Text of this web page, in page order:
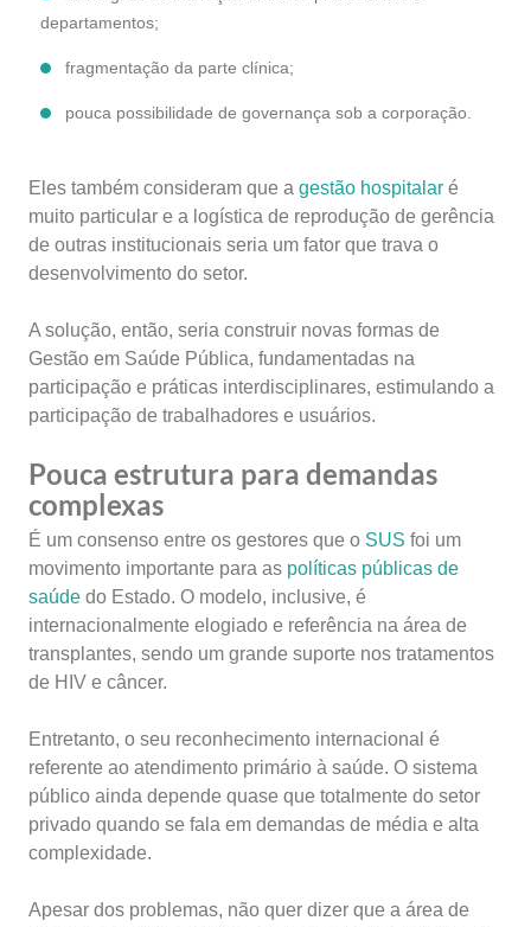
departamentos;
fragmentação da parte clínica;
pouca possibilidade de governança sob a corporação.
Eles também consideram que a gestão hospitalar é
muito particular e a logística de reprodução de gerência
de outras institucionais seria um fator que trava o
desenvolvimento do setor.
A solução, então, seria construir novas formas de
Gestão em Saúde Pública, fundamentadas na
participação e práticas interdisciplinares, estimulando a
participação de trabalhadores e usuários.
Pouca estrutura para demandas
complexas
É um consenso entre os gestores que o SUS foi um
movimento importante para as políticas públicas de
saúde do Estado. O modelo, inclusive, é
internacionalmente elogiado e referência na área de
transplantes, sendo um grande suporte nos tratamentos
de HIV e câncer.
Entretanto, o seu reconhecimento internacional é
referente ao atendimento primário à saúde. O sistema
público ainda depende quase que totalmente do setor
privado quando se fala em demandas de média e alta
complexidade.
Apesar dos problemas, não quer dizer que a área de